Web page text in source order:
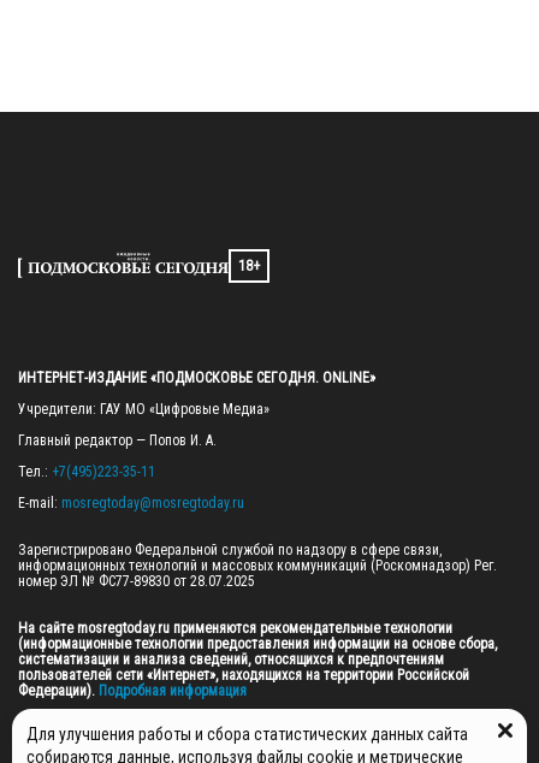
18+
ИНТЕРНЕТ-ИЗДАНИЕ «ПОДМОСКОВЬЕ СЕГОДНЯ. ONLINE»
Учредители: ГАУ МО «Цифровые Медиа»
Главный редактор — Попов И. А.
Тел.: +7(495)223-35-11
E-mail: mosregtoday@mosregtoday.ru
Зарегистрировано Федеральной службой по надзору в сфере связи,
информационных технологий и массовых коммуникаций (Роскомнадзор) Рег.
номер ЭЛ № ФС77-89830 от 28.07.2025
На сайте mosregtoday.ru применяются рекомендательные технологии
(информационные технологии предоставления информации на основе сбора,
систематизации и анализа сведений, относящихся к предпочтениям
пользователей сети «Интернет», находящихся на территории Российской
Федерации). Подробная информация
© 2026 ПРАВА НА ВСЕ МАТЕРИАЛЫ САЙТА ПРИНАДЛЕЖАТ ГАУ МО "ЦИФРОВЫЕ
МЕДИА" (ОГРН: 1255000059467).
Для улучшения работы и сбора статистических данных сайта
собираются данные, используя файлы cookie и метрические